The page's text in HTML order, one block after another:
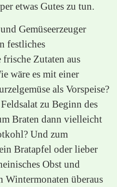
etwas Gutes zu tun.
Gemüseerzeuger
festliches
Zutaten aus
wäre es mit einer
als Vorspeise?
zu Beginn des
Braten dann vielleicht
Und zum
Bratapfel oder lieber
Obst und
Wintermonaten überaus